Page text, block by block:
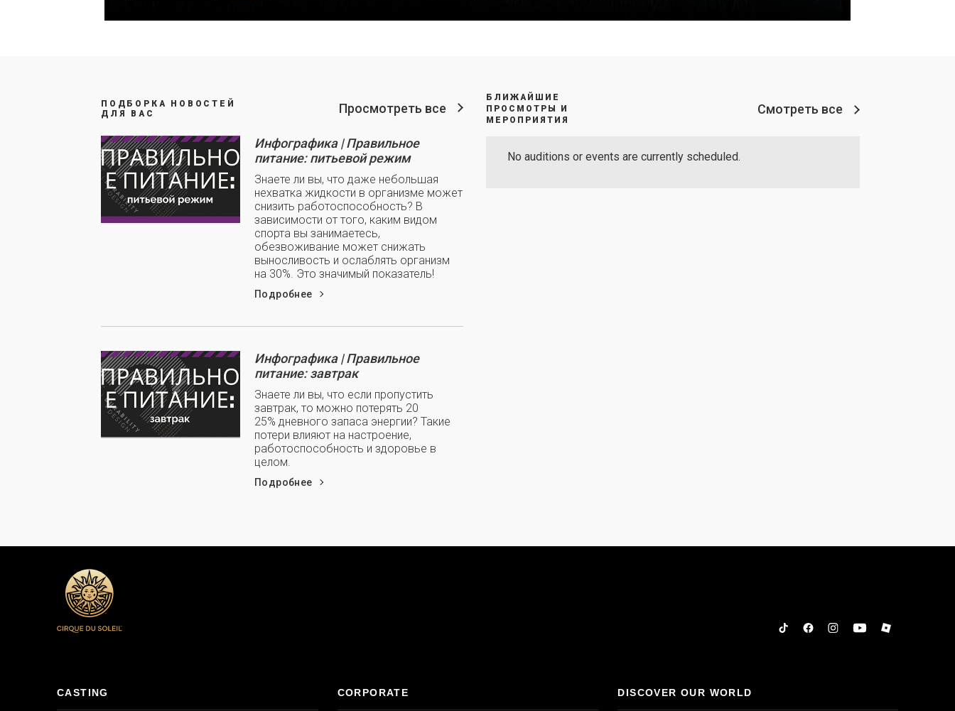
ПОДБОРКА НОВОСТЕЙ
ДЛЯ ВАС
Просмотреть все
Инфографика | Правильное
питание: питьевой режим
Знаете ли вы, что даже небольшая
нехватка жидкости в организме может
снизить работоспособность? В
зависимости от того, каким видом
спорта вы занимаетесь,
обезвоживание может снижать
выносливость и ослаблять организм
на 30%. Это значимый показатель!
Подробнее
Инфографика | Правильное
питание: завтрак
Знаете ли вы, что если пропустить
завтрак, то можно потерять 20
25% дневного запаса энергии? Такие
потери влияют на настроение,
работоспособность и здоровье в
целом.
Подробнее
БЛИЖАЙШИЕ
ПРОСМОТРЫ И
МЕРОПРИЯТИЯ
Смотреть все
No auditions or events are currently scheduled.
TiktokFacebookInstagram
YouTubeRoblox
CASTING CORPORATE DISCOVER OUR WORLD